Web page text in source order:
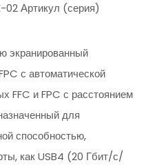
02 Артикул (серия)
экранированный
с автоматической
FFC и FPC с расстоянием
для
способностью,
как USB4 (20 Гбит/с/